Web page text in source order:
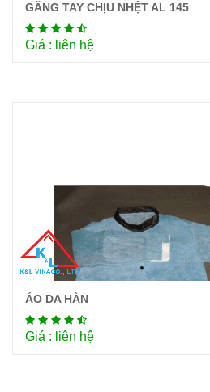
Chi tiết
GĂNG TAY CHỊU NHỆT AL 145
Giá : liên hệ
ÁO DA HÀN
Giá : liên hệ